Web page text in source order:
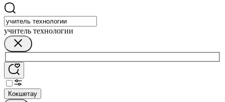
учитель технологии
Кокшетау